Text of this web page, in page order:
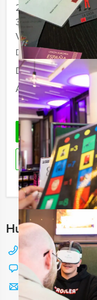
20 - 29 personen
30 - 39 personen
Vanaf 40 personen
De prijzen zijn
Duur:
3 uur en
Aantal:
Ik
Hulp nodig bij
088 428 81 17
Chat met Jeroen
Stuur ons een